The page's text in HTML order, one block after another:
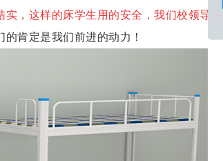
，这样的床学生用的安全，我们校领导
肯定是我们前进的动力！